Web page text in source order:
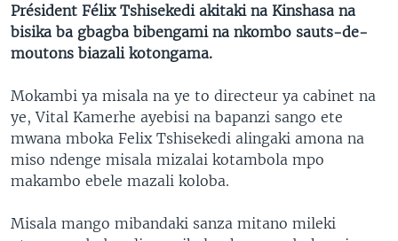
Président Félix Tshisekedi akitaki na Kinshasa na
bisika ba gbagba bibengami na nkombo sauts-de-
moutons biazali kotongama.
Mokambi ya misala na ye to directeur ya cabinet na
ye, Vital Kamerhe ayebisi na bapanzi sango ete
mwana mboka Felix Tshisekedi alingaki amona na
miso ndenge misala mizalai kotambola mpo
makambo ebele mazali koloba.
Misala mango mibandaki sanza mitano mileki